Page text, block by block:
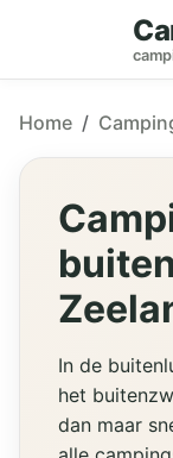
Home
In de
het
dan maar